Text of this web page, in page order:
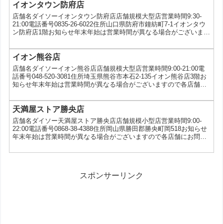
イオンタウン防府店
店舗名ダイソーイオンタウン防府店店舗規模大型店営業時間9:30-
21:00電話番号0835-26-6022住所山口県防府市鐘紡町7-1イオンタウ
ン防府店1階お知らせ年末年始は営業時間が異なる場合がございます
ーカード、WAON、イオンギフトカード、5円コピー、写真プリン
ト、5ツ星タオルキャンペーン、au三太郎の日
イオン熊谷店
店舗名ダイソーイオン熊谷店店舗規模大型店営業時間9:00-21:00電
話番号048-520-3081住所埼玉県熊谷市本石2-135イオン熊谷店3階お
知らせ年末年始は営業時間が異なる場合がございますので各店舗に
POINT、VIVOカトラリーキャンペーン、au三太郎の日
天満屋ストア勝央店
店舗名ダイソー天満屋ストア勝央店店舗規模小型店営業時間9:00-
22:00電話番号0868-38-4388住所岡山県勝田郡勝央町岡518お知らせ
年末年始は営業時間が異なる場合がございますので各店舗にお問い
スポンサーリンク